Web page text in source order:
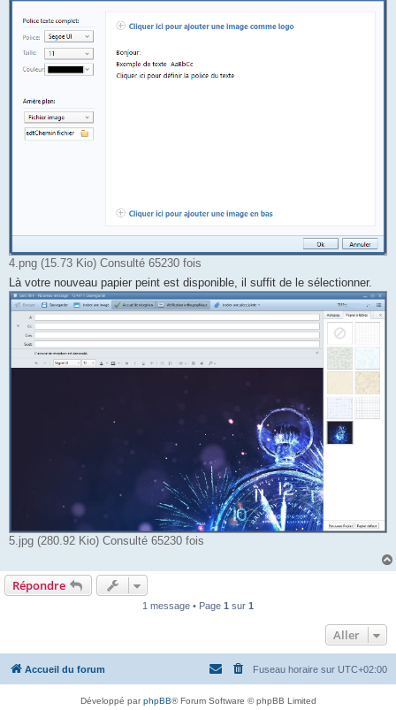
4.png (15.73 Kio) Consulté 65230 fois
Là votre nouveau papier peint est disponible, il suffit de le sélectionner.
5.jpg (280.92 Kio) Consulté 65230 fois
Répondre
1 message • Page 1 sur 1
Aller
Accueil du forum Fuseau horaire sur UTC+02:00
Développé parphpBB® Forum Software © phpBB Limited